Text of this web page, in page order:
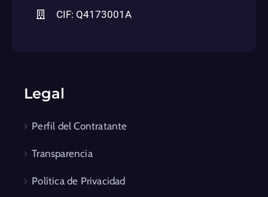
CIF: Q4173001A
Legal
Perfil del Contratante
Transparencia
Política de Privacidad